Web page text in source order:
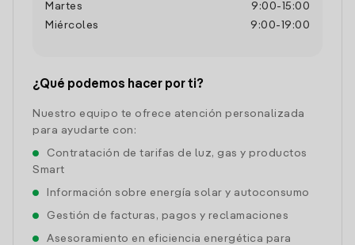
Martes
9:00- 15:00
Miércoles
9:00- 19:00
¿Qué podemos hacer por ti?
Nuestro equipo te ofrece atención personalizada
para ayudarte con:
Contratación de tarifas de luz, gas y productos
Smart
Información sobre energía solar y autoconsumo
Gestión de facturas, pagos y reclamaciones
Asesoramiento en eficiencia energética para